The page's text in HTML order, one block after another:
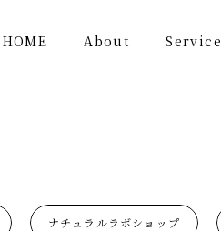
HOME About Service
ナチュラルラボショップ